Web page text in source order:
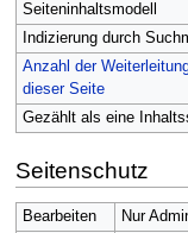
Seiteninhaltsmodell
Indizierung durch
Anzahl der
dieser Seite
Gezählt als eine
Seitenschutz
Bearbeiten
Nur